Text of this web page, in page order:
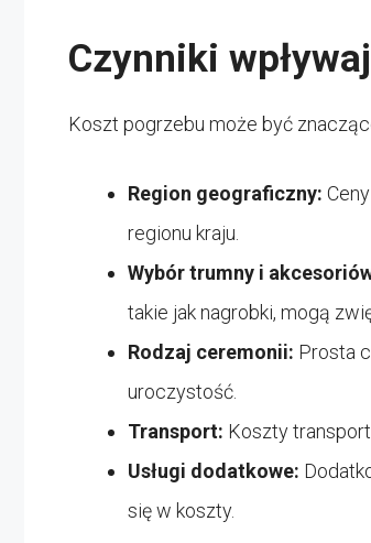
Czynniki
Koszt pogrzebu może być
Region geograficzny:
regionu kraju.
Wybór trumny i
takie jak nagrobki, mogą
Rodzaj ceremonii: Prosta
uroczystość.
Transport: Koszty
Usługi dodatkowe:
się w koszty.